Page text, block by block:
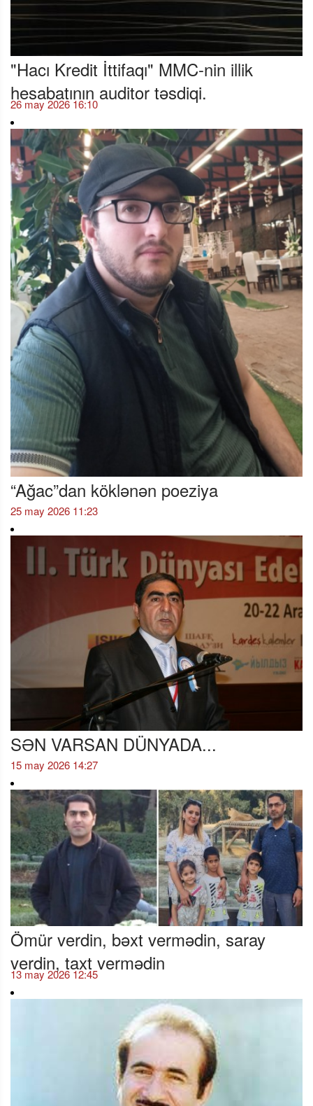
"Hacı Kredit İttifaqı" MMC-nin illik
hesabatının auditor təsdiqi.
26 may 2026 16:10
“Ağac”dan köklənən poeziya
25 may 2026 11:23
SƏN VARSAN DÜNYADA...
15 may 2026 14:27
Ömür verdin, bəxt vermədin, saray
verdin, taxt vermədin
13 may 2026 12:45